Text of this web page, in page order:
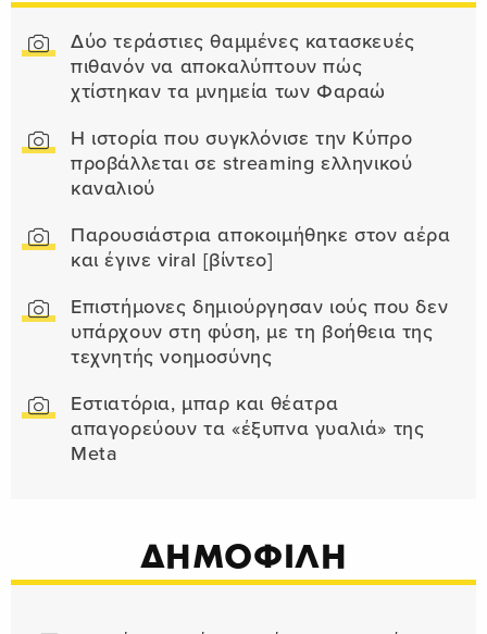
Δύο τεράστιες θαμμένες κατασκευές
πιθανόν να αποκαλύπτουν πώς
χτίστηκαν τα μνημεία των Φαραώ
Η ιστορία που συγκλόνισε την Κύπρο
προβάλλεται σε streaming ελληνικού
καναλιού
Παρουσιάστρια αποκοιμήθηκε στον αέρα
και έγινε viral [βίντεο]
Επιστήμονες δημιούργησαν ιούς που δεν
υπάρχουν στη φύση, με τη βοήθεια της
τεχνητής νοημοσύνης
Εστιατόρια, μπαρ και θέατρα
απαγορεύουν τα «έξυπνα γυαλιά» της
Meta
ΔΗΜΟΦΙΛΗ